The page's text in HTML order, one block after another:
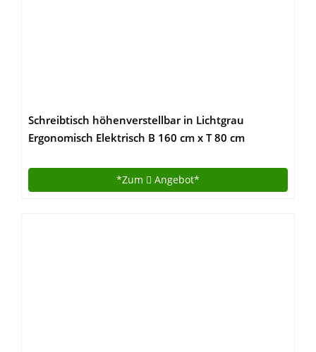
Schreibtisch höhenverstellbar in Lichtgrau
Ergonomisch Elektrisch B 160 cm x T 80 cm
höhenverstellbarer Büroschreibtisch |
*Zum Angebot*